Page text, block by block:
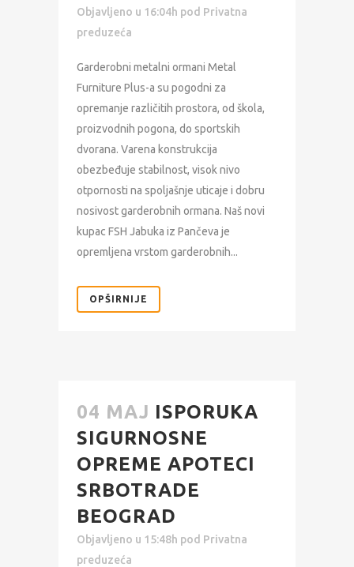
Objavljeno u 16:04h pod Privatna
preduzeća
Garderobni metalni ormani Metal
Furniture Plus-a su pogodni za
opremanje različitih prostora, od škola,
proizvodnih pogona, do sportskih
dvorana. Varena konstrukcija
obezbeđuje stabilnost, visok nivo
otpornosti na spoljašnje uticaje i dobru
nosivost garderobnih ormana. Naš novi
kupac FSH Jabuka iz Pančeva je
opremljena vrstom garderobnih...
OPŠIRNIJE
04 MAJ ISPORUKA
SIGURNOSNE
OPREME APOTECI
SRBOTRADE
BEOGRAD
Objavljeno u 15:48h pod Privatna
preduzeća